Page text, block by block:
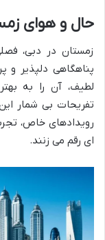
حال و هوای
زمستان در دبی،
پناهگاهی دلپذیر
لطیف، آن را به
تفریحات بی شمار
رویدادهای خاص،
ای رقم می زنند.